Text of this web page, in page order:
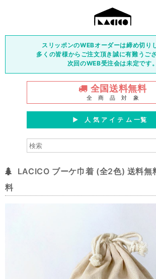
スリッポンのWEBオーダーは締め切り
多くの皆様からご注文頂き誠に有難うご
次回のWEB受注会は未定です。
全国送料無料
全 商 品 対 象
▶︎ 人 気 ア イ テ ム 一覧
LACICO ブーケ巾着 (全2色) 送料無
料